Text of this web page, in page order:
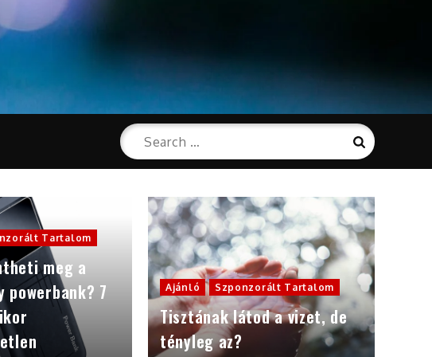
Search
for:
Search
Tartalom
meg a
powerbank? 7
Ajánló Szponzorált Tartalom
Tisztának látod a vizet, de
tényleg az?